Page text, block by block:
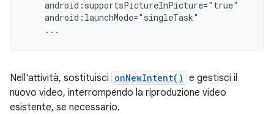
Nell'attività, sostituisci onNewIntent() e gestisci il
nuovo video, interrompendo la riproduzione video
esistente, se necessario.